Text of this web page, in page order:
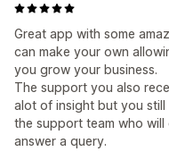
Great app with some
can make your own
you grow your business.
The support you also
alot of insight but you
the support team who
answer a query.